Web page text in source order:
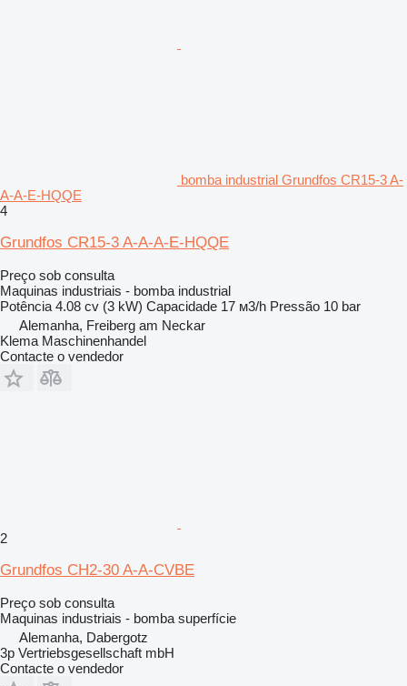
bomba industrial Grundfos CR15-3 A-
A-A-E-HQQE
4
Grundfos CR15-3 A-A-A-E-HQQE
Preço sob consulta
Maquinas industriais - bomba industrial
Potência 4.08 cv (3 kW) Capacidade 17 м3/h Pressão 10 bar
Alemanha, Freiberg am Neckar
Klema Maschinenhandel
Contacte o vendedor
2
Grundfos CH2-30 A-A-CVBE
Preço sob consulta
Maquinas industriais - bomba superfície
Alemanha, Dabergotz
3p Vertriebsgesellschaft mbH
Contacte o vendedor